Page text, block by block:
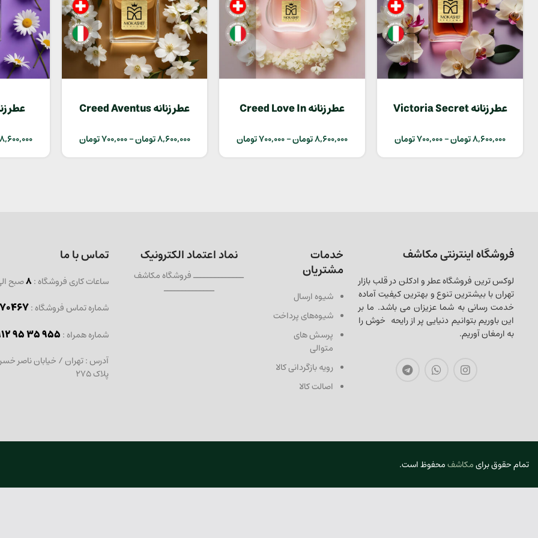
عطر زنانه Victoria Secret
Glamour8,600,000تومان–
700,000تومان
عطر زنانه Creed Love In
White
8,600,000تومان–
700,000تومان
عطر زنانه Creed Aventus
8,600,000تومان–
700,000تومان 8,600,000
فروشگاه اینترنتی مکاشف
لوکس ترین فروشگاه عطر و ادکلن در قلب بازار
تهران با بیشترین تنوع و بهترین کیفیت آماده
خدمت رسانی به شما عزیزان می باشد. ما بر
این باوریم بتوانیم دنیایی پر از رایحه خوش را
به ارمغان آوریم.
خدمات
مشتریان
شیوه ارسال
شیوه‌های پرداخت
پرسش های
متوالی
رویه بازگردانی کالا
اصالت کالا
نماد اعتماد الکترونیک
ــــــــــــــ فروشگاه مکاشف
ــــــــــــــ
تماس با ما
ساعات کاری فروشگاه :8صبح
شماره تماس فروشگاه :- 021
95 35 955 : شماره همراه
آدرس : تهران / خیابان ناصر
پلاک 275
تمام حقوق برایمکاشفمحفوظ است.